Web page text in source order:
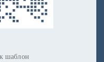
шаблон